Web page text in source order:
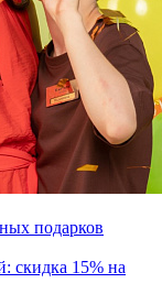
подарков